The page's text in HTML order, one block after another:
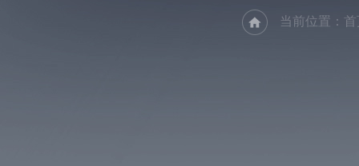
当前位置： 首